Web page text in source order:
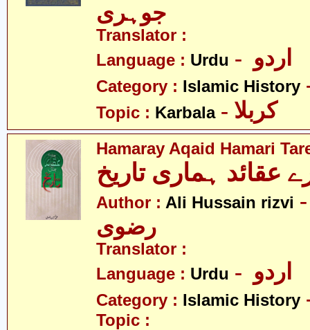
جوہری
Translator :
Language : Urdu
Category : Islamic History
Topic : Karbala - کربلا
Hamaray Aqaid Hamari
Author : Ali Hussain rizvi
Translator :
Language : Urdu
Category : Islamic History
Topic :